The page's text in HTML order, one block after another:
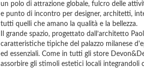
un polo di attrazione globale, fulcro delle
e punto di incontro per designer, architetti,
tutti quelli che amano la qualità e la bellezza.
Il grande spazio, progettato dall’architetto
caratteristiche tipiche del palazzo milanese
ed essenziali. Come in tutti gli store
assorbire gli stimoli estetici locali integrandoli